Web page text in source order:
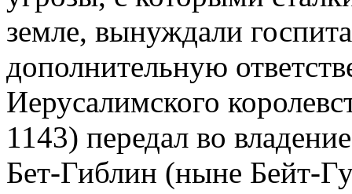
земле, вынуждали
дополнительную
Иерусалимского
1143) передал во
Бет-Гиблин (ныне Бейт-